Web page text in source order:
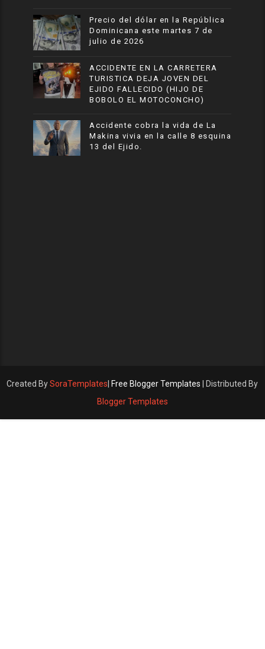
Precio del dólar en la República
Dominicana este martes 7 de
julio de 2026
ACCIDENTE EN LA CARRETERA
TURISTICA DEJA JOVEN DEL
EJIDO FALLECIDO (HIJO DE
BOBOLO EL MOTOCONCHO)
Accidente cobra la vida de La
Makina vivia en la calle 8 esquina
13 del Ejido.
Created BySoraTemplates Free Blogger Templates | Distributed By
Blogger Templates